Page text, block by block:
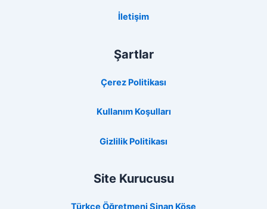
İletişim
Şartlar
Çerez Politikası
Kullanım Koşulları
Gizlilik Politikası
Site Kurucusu
Türkçe Öğretmeni Sinan Köse